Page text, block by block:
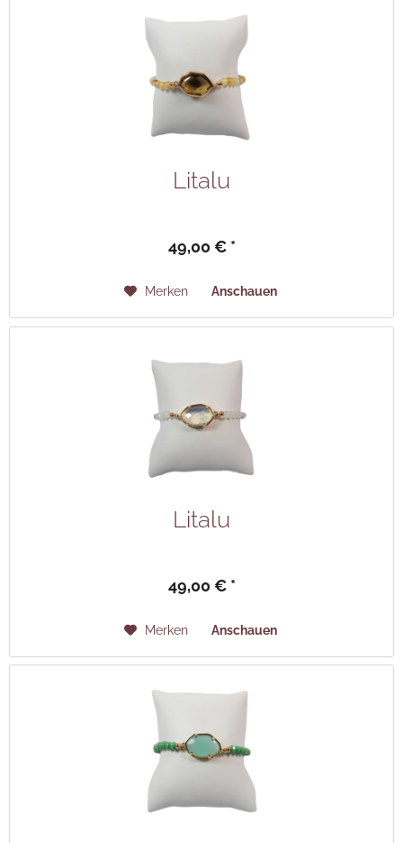
Litalu
49,00 € *
Merken Anschauen
Litalu
49,00 € *
Merken Anschauen